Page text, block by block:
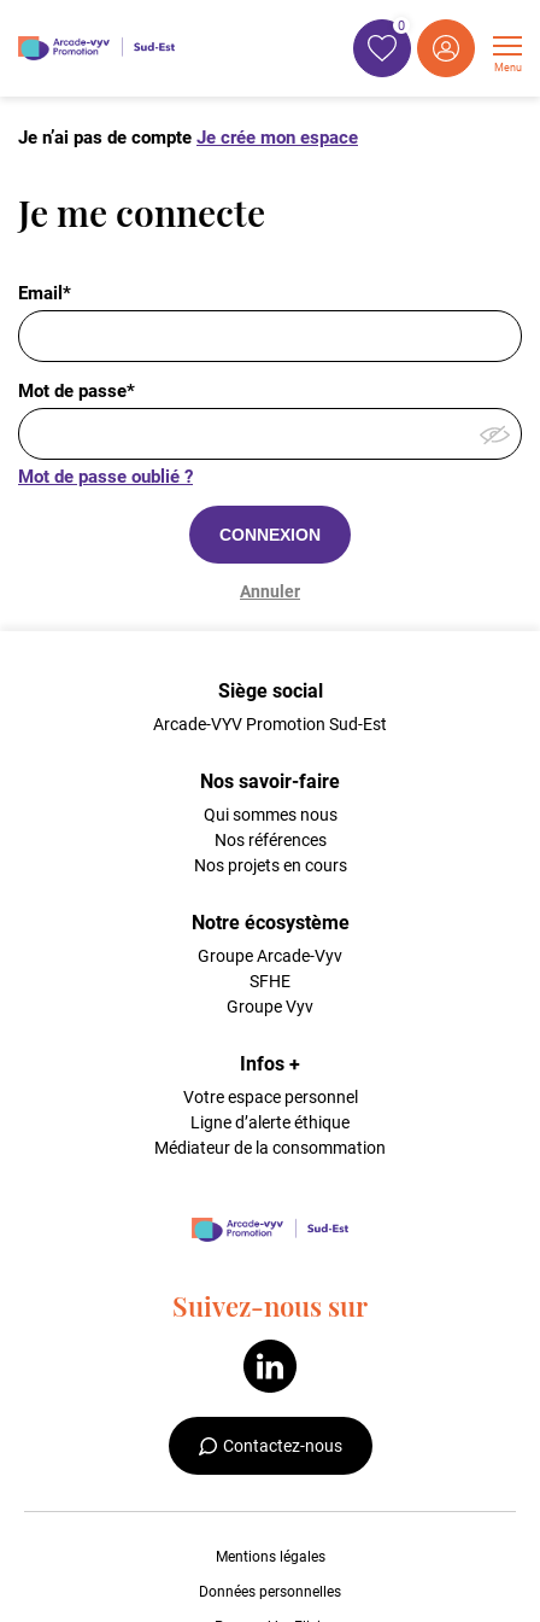
0
Menu
Je n’ai pas de compte Je crée mon espace
Je me connecte
Email*
Mot de passe*
Mot de passe oublié ?
CONNEXION
Annuler
Siège social
Arcade-VYV Promotion Sud-Est
Nos savoir-faire
Qui sommes nous
Nos références
Nos projets en cours
Notre écosystème
Groupe Arcade-Vyv
SFHE
Groupe Vyv
Infos +
Votre espace personnel
Ligne d’alerte éthique
Médiateur de la consommation
Suivez-nous sur
Contactez-nous
Mentions légales
Données personnelles